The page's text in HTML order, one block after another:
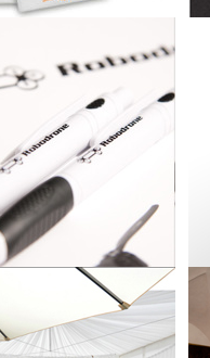
a zpracování
pro společnost
Industries s.r.o.